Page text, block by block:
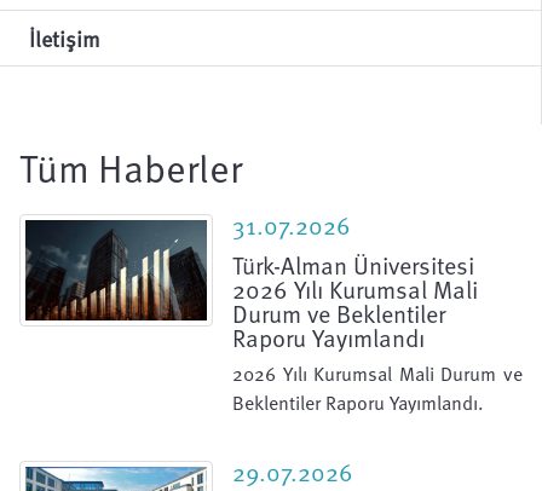
İletişim
Tüm Haberler
31.07.2026
Türk-Alman Üniversitesi
2026 Yılı Kurumsal Mali
Durum ve Beklentiler
Raporu Yayımlandı
2026 Yılı Kurumsal Mali Durum ve
Beklentiler Raporu Yayımlandı.
29.07.2026